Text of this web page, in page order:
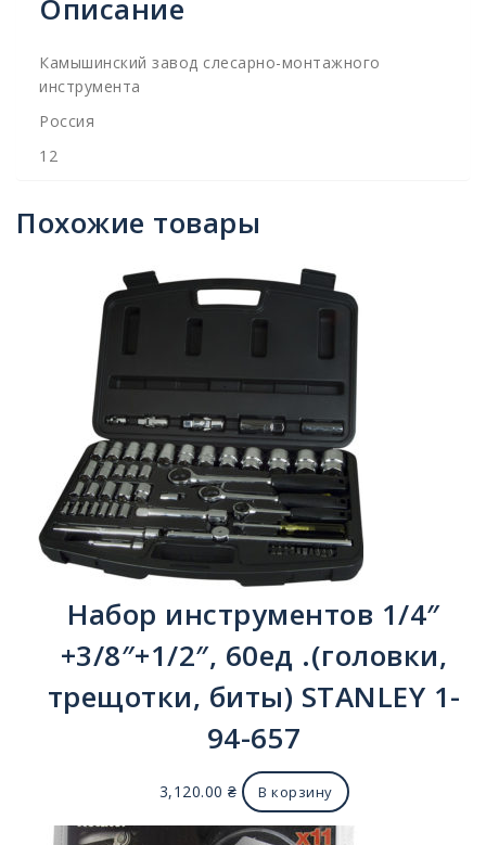
Описание
Камышинский завод слесарно-монтажного
инструмента
Россия
12
Похожие товары
Набор инструментов 1/4″
+3/8″+1/2″, 60ед .(головки,
трещотки, биты) STANLEY 1-
94-657
3,120.00 ₴ В корзину